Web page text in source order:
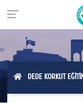
DEDE KORKUT